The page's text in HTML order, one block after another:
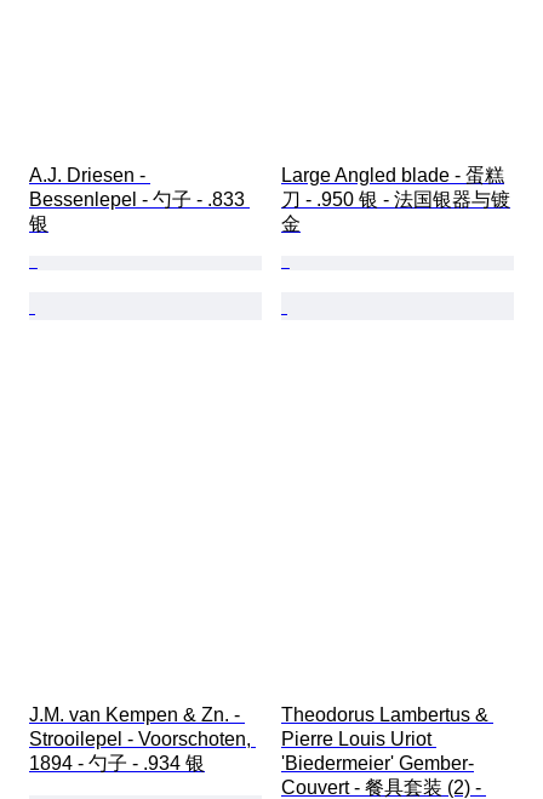
A.J. Driesen -
Bessenlepel - 勺子 - .833
银
Large Angled blade - 蛋糕
刀 - .950 银 - 法国银器与镀
金
J.M. van Kempen & Zn. -
Strooilepel - Voorschoten,
1894 - 勺子 - .934 银
Theodorus Lambertus &
Pierre Louis Uriot
'Biedermeier' Gember-
Couvert - 餐具套装 (2) -